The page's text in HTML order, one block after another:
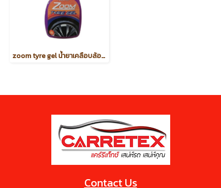
zoom tyre gel น้ำยาเคลือบล้อยางสูตรเจล
Contact Us